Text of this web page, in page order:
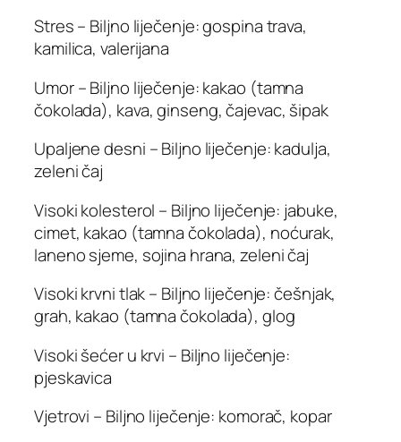
Stres – Biljno liječenje: gospina trava,
kamilica, valerijana
Umor – Biljno liječenje: kakao (tamna
čokolada), kava, ginseng, čajevac, šipak
Upaljene desni – Biljno liječenje: kadulja,
zeleni čaj
Visoki kolesterol – Biljno liječenje: jabuke,
cimet, kakao (tamna čokolada), noćurak,
laneno sjeme, sojina hrana, zeleni čaj
Visoki krvni tlak – Biljno liječenje: češnjak,
grah, kakao (tamna čokolada), glog
Visoki šećer u krvi – Biljno liječenje:
pjeskavica
Vjetrovi – Biljno liječenje: komorač, kopar